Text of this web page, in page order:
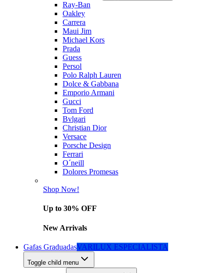
Ray-Ban
Oakley
Carrera
Maui Jim
Michael Kors
Prada
Guess
Persol
Polo Ralph Lauren
Dolce & Gabbana
Emporio Armani
Gucci
Tom Ford
Bvlgari
Christian Dior
Versace
Porsche Design
Ferrari
O´neill
Dolores Promesas
Shop Now!
Up to 30% OFF
New Arrivals
Gafas GraduadasVARILUX ESPECIALISTA
Toggle child menu